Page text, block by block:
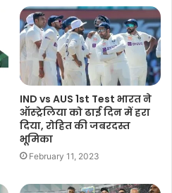
IND vs AUS 1st Test भारत ने
ऑस्ट्रेलिया को ढाई दिन में हरा
दिया, रोहित की जबरदस्त
भूमिका
February 11, 2023